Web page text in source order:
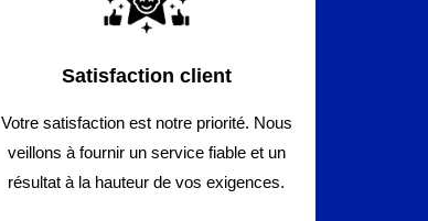
Satisfaction client
Votre satisfaction est notre priorité. Nous
veillons à fournir un service fiable et un
résultat à la hauteur de vos exigences.